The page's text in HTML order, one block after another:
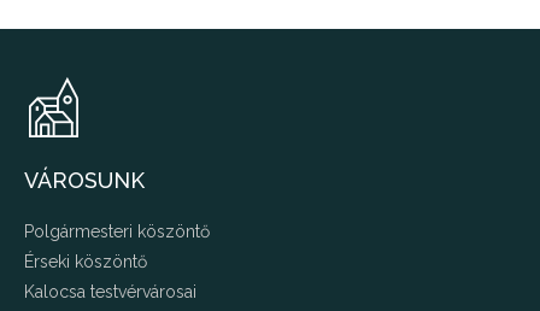
VÁROSUNK
Polgármesteri köszöntő
Érseki köszöntő
Kalocsa testvérvárosai